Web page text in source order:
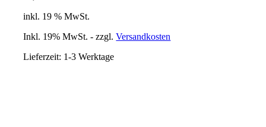
inkl. 19 % MwSt.
Inkl. 19% MwSt. - zzgl.Versandkosten
Lieferzeit: 1-3 Werktage